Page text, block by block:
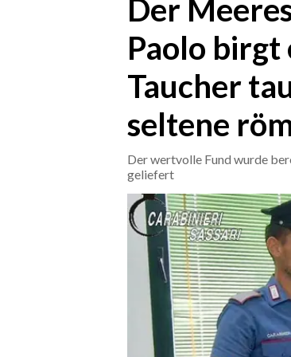
Der
Paolo birgt
Taucher
seltene
Der wertvolle Fund wurde
geliefert